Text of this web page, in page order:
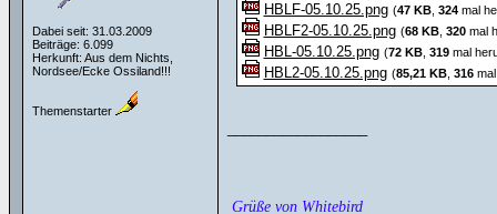
Dabei seit: 31.03.2009
Beiträge: 6.099
Herkunft: Aus dem Nichts,
Nordsee/Ecke Ossiland!!!
Themenstarter
HBLF-05.10.25.png (47 KB, 324mal
HBLF2-05.10.25.png (68 KB, 320mal
HBL-05.10.25.png (72 KB, 319mal
HBL2-05.10.25.png (85,21 KB, 316mal
Grüße von Whitebird